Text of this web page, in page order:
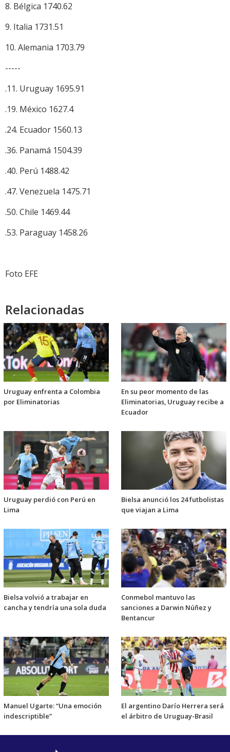
8. Bélgica 1740.62
9. Italia 1731.51
10. Alemania 1703.79
-----
.11. Uruguay 1695.91
.19. México 1627.4
.24. Ecuador 1560.13
.36. Panamá 1504.39
.40. Perú 1488.42
.47. Venezuela 1475.71
.50. Chile 1469.44
.53. Paraguay 1458.26
Foto EFE
Relacionadas
Uruguay enfrenta a Colombia
por Eliminatorias
En su peor momento de las
Eliminatorias, Uruguay recibe a
Ecuador
Uruguay perdió con Perú en
Lima
Bielsa anunció los 24 futbolistas
que viajan a Lima
Bielsa volvió a trabajar en
cancha y tendría una sola duda
Conmebol mantuvo las
sanciones a Darwin Núñez y
Bentancur
Manuel Ugarte: “Una emoción
indescriptible”
El argentino Darío Herrera será
el árbitro de Uruguay-Brasil